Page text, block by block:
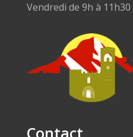
Vendredi de 9h à 11h30
Contact